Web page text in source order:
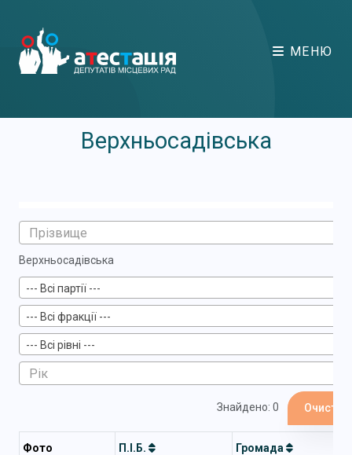
МЕНЮ
Верхньосадівська
Верхньосадівська
--- Всі партії ---
--- Всі фракції ---
--- Всі рівні ---
Знайдено: 0
Фото П.І.Б. Громада